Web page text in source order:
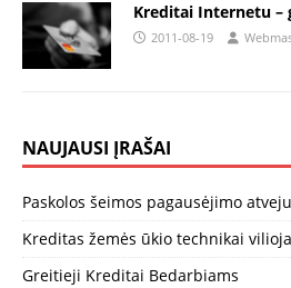
Kreditai Internetu
2011-08-19
NAUJAUSI ĮRAŠAI
Paskolos šeimos pagausėjimo
Kreditas žemės ūkio technikai
Greitieji Kreditai Bedarbiams